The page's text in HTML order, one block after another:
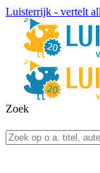
Luisterrijk - vertelt
Zoek